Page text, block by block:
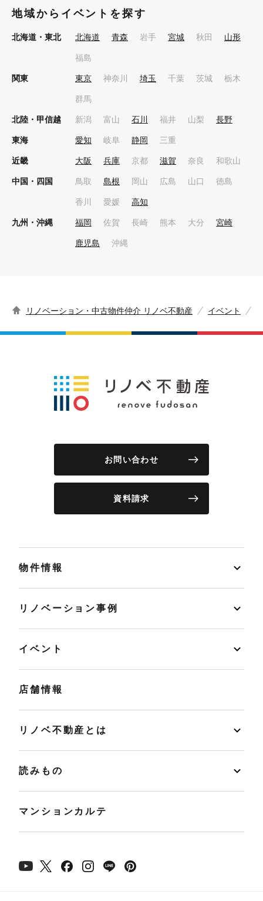
地域からイベントを探す
北海道・東北 北海道 青森 岩手 宮城 秋田 山形
福島
関東 東京 神奈川 埼玉 千葉 茨城 栃木
群馬
北陸・甲信越 新潟 富山 石川 福井 山梨 長野
東海 愛知 岐阜 静岡 三重
近畿 大阪 兵庫 京都 滋賀 奈良 和歌山
中国・四国 鳥取 島根 岡山 広島 山口 徳島
香川 愛媛 高知
九州・沖縄 福岡 佐賀 長崎 熊本 大分 宮崎
鹿児島 沖縄
リノベーション・中古物件仲介 リノベ不動産 イベント
お問い合わせ
資料請求
物件情報
リノベーション事例
イベント
店舗情報
リノベ不動産とは
読みもの
マンションカルテ